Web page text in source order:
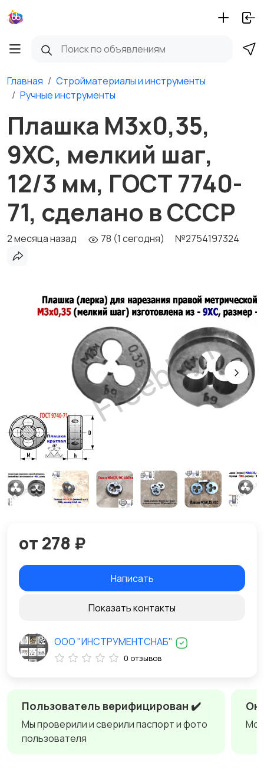
Главная
Стройматериалы и инструменты
Ручные инструменты
Плашка М3х0,35,
9ХС, мелкий шаг,
12/3 мм, ГОСТ 7740-
71, сделано в СССР
2 месяца назад 78 (1 сегодня) №2754197324
Пользователь верифицирован ✔️
Мы проверили и сверили паспорт и фото
пользователя
от 278 ₽
Написать
Показать контакты
ООО "ИНСТРУМЕНТСНАБ"
0 отзывов